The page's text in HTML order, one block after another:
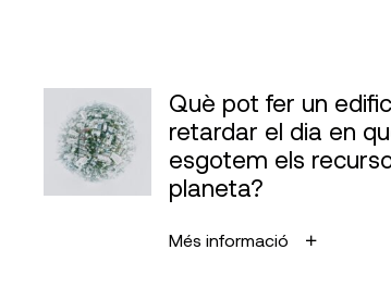
Què pot fer un
retardar el dia en
esgotem els
planeta?
Més informació